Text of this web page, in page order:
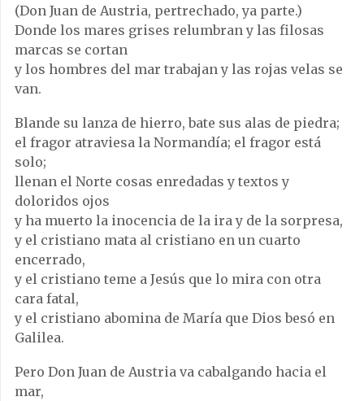
(Don Juan de Austria, pertrechado, ya parte.)
Donde los mares grises relumbran y las filosas
marcas se cortan
y los hombres del mar trabajan y las rojas velas se
van.
Blande su lanza de hierro, bate sus alas de piedra;
el fragor atraviesa la Normandía; el fragor está
solo;
llenan el Norte cosas enredadas y textos y
doloridos ojos
y ha muerto la inocencia de la ira y de la sorpresa,
y el cristiano mata al cristiano en un cuarto
encerrado,
y el cristiano teme a Jesús que lo mira con otra
cara fatal,
y el cristiano abomina de María que Dios besó en
Galilea.
Pero Don Juan de Austria va cabalgando hacia el
mar,